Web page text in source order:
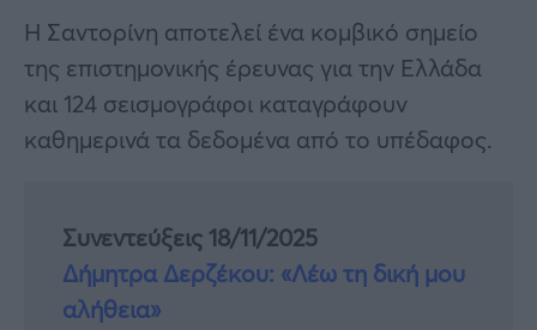
Η Σαντορίνη αποτελεί ένα κομβικό σημείο
της επιστημονικής έρευνας για την Ελλάδα
και 124 σεισμογράφοι καταγράφουν
καθημερινά τα δεδομένα από το υπέδαφος.
Συνεντεύξεις 18/11/2025
Δήμητρα Δερζέκου: «Λέω τη δική μου
αλήθεια»